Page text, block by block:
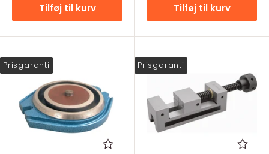
Tilføj til kurv Tilføj til kurv
Prisgaranti Prisgaranti